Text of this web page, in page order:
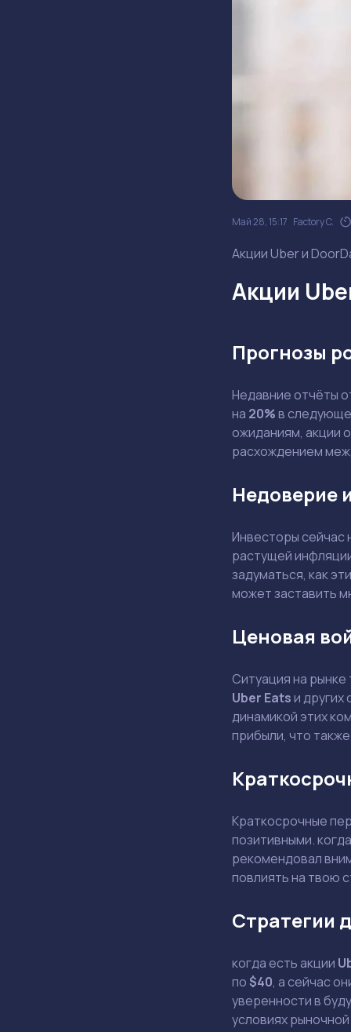
Май 28, 15:17 Factory C.
Акции Uber и
Акции
Прогнозы
Недавние отчёты
на 20%в
ожиданиям, акции
расхождением
Недоверие
Инвесторы сейчас
растущей
задуматься, как
может заставить
Ценовая
Ситуация на
Uber Eatsи
динамикой этих
прибыли, что
Краткосрочные
позитивными.
рекомендовал
повлиять на твою
Стратегии
когда есть акции
по$40, а сейчас
уверенности в
условиях